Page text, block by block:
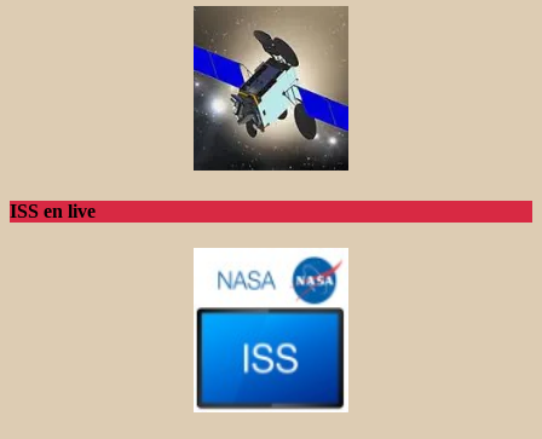
ISS en live